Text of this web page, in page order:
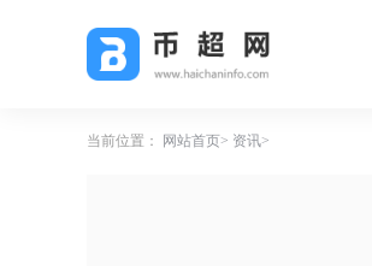
当前位置： 网站首页 资讯